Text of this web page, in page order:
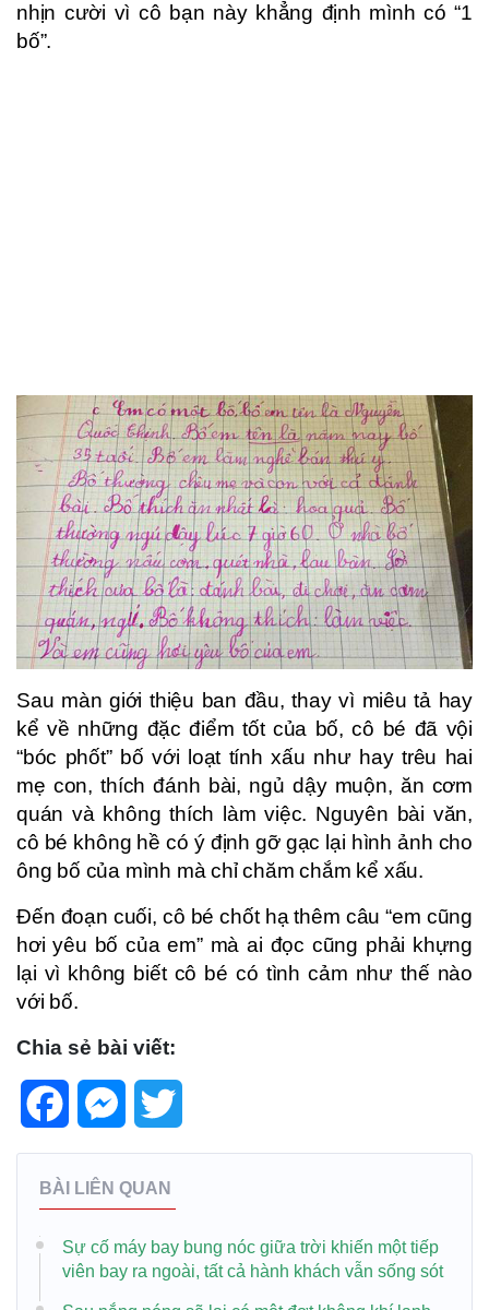
nhịn cười vì cô bạn này khẳng định mình có “1
bố”.
Sau màn giới thiệu ban đầu, thay vì miêu tả hay
kể về những đặc điểm tốt của bố, cô bé đã vội
“bóc phốt” bố với loạt tính xấu như hay trêu hai
mẹ con, thích đánh bài, ngủ dậy muộn, ăn cơm
quán và không thích làm việc. Nguyên bài văn,
cô bé không hề có ý định gỡ gạc lại hình ảnh cho
ông bố của mình mà chỉ chăm chắm kể xấu.
Đến đoạn cuối, cô bé chốt hạ thêm câu “em cũng
hơi yêu bố của em” mà ai đọc cũng phải khựng
lại vì không biết cô bé có tình cảm như thế nào
với bố.
Chia sẻ bài viết:
FacebookMessenger
BÀI LIÊN QUAN
Sự cố máy bay bung nóc giữa trời khiến một tiếp
viên bay ra ngoài, tất cả hành khách vẫn sống sót